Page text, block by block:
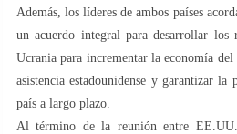
Además, los líderes de ambos países
un acuerdo integral para desarrollar los
Ucrania para incrementar la economía
asistencia estadounidense y garantizar la
país a largo plazo.
Al término de la reunión entre